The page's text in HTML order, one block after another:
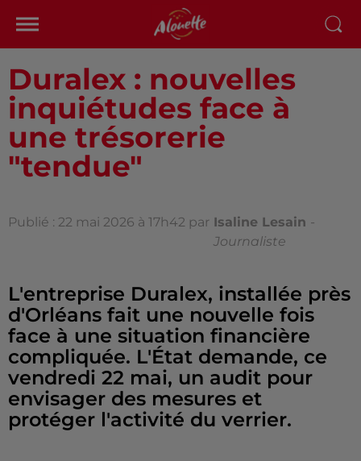
Duralex : nouvelles
inquiétudes face à
une trésorerie
"tendue"
Publié : 22 mai 2026 à 17h42 par Isaline Lesain -
Journaliste
L'entreprise Duralex, installée près
d'Orléans fait une nouvelle fois
face à une situation financière
compliquée. L'État demande, ce
vendredi 22 mai, un audit pour
envisager des mesures et
protéger l'activité du verrier.